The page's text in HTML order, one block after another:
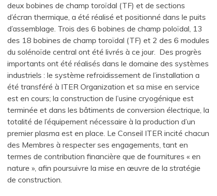
deux bobines de champ toroïdal (TF) et de sections
d’écran thermique, a été réalisé et positionné dans le puits
d’assemblage. Trois des 6 bobines de champ poloïdal, 13
des 18 bobines de champ toroïdal (TF) et 2 des 6 modules
du solénoïde central ont été livrés à ce jour. Des progrès
importants ont été réalisés dans le domaine des systèmes
industriels : le système refroidissement de l’installation a
été transféré à ITER Organization et sa mise en service
est en cours; la construction de l’usine cryogénique est
terminée et dans les bâtiments de conversion électrique, la
totalité de l’équipement nécessaire à la production d’un
premier plasma est en place. Le Conseil ITER incité chacun
des Membres à respecter ses engagements, tant en
termes de contribution financière que de fournitures « en
nature », afin poursuivre la mise en œuvre de la stratégie
de construction.